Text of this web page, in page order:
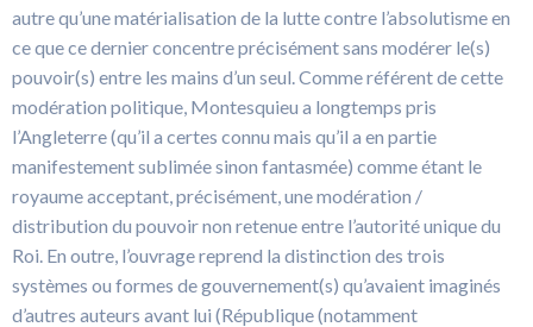
autre qu’une matérialisation de la lutte contre l’absolutisme en
ce que ce dernier concentre précisément sans modérer le(s)
pouvoir(s) entre les mains d’un seul. Comme référent de cette
modération politique, Montesquieu a longtemps pris
l’Angleterre (qu’il a certes connu mais qu’il a en partie
manifestement sublimée sinon fantasmée) comme étant le
royaume acceptant, précisément, une modération /
distribution du pouvoir non retenue entre l’autorité unique du
Roi. En outre, l’ouvrage reprend la distinction des trois
systèmes ou formes de gouvernement(s) qu’avaient imaginés
d’autres auteurs avant lui (République (notamment